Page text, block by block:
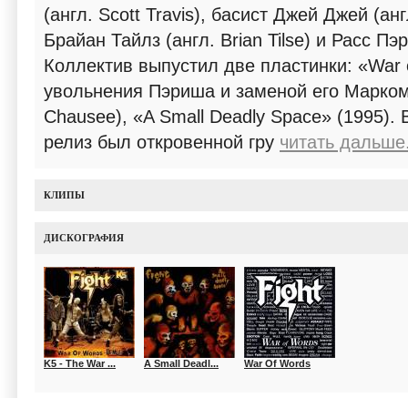
(англ. Scott Travis), басист Джей Джей
Брайан Тайлз (англ. Brian Tilse) и Расс
Коллектив выпустил две пластинки:
увольнения Пэриша и заменой его
Chausee), «A Small Deadly Space» (1995).
релиз был откровенной гру читать
КЛИПЫ
ДИСКОГРАФИЯ
K5 - The War ... A Small Deadl... War Of Words